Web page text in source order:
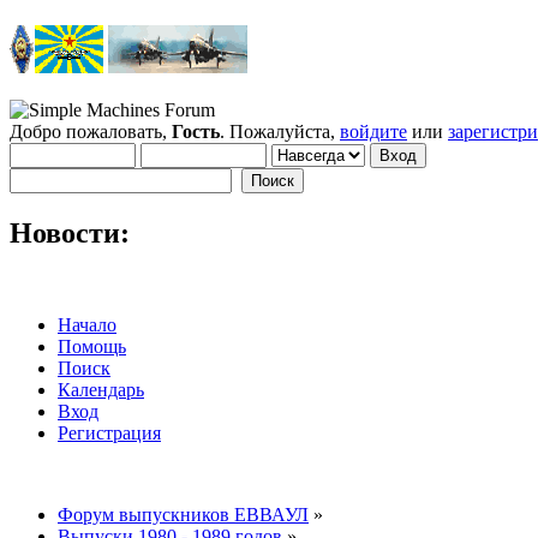
Добро пожаловать, Гость. Пожалуйста, войдите или
Новости:
Начало
Помощь
Поиск
Календарь
Вход
Регистрация
Форум выпускников ЕВВАУЛ »